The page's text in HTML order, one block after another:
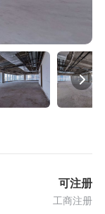
可注册
工商注册